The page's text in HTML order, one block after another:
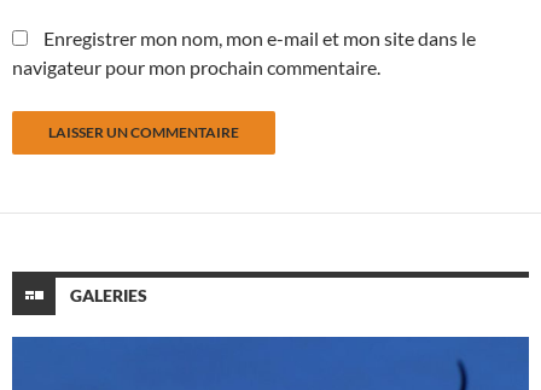
Enregistrer mon nom, mon e-mail et mon site dans le
navigateur pour mon prochain commentaire.
GALERIES